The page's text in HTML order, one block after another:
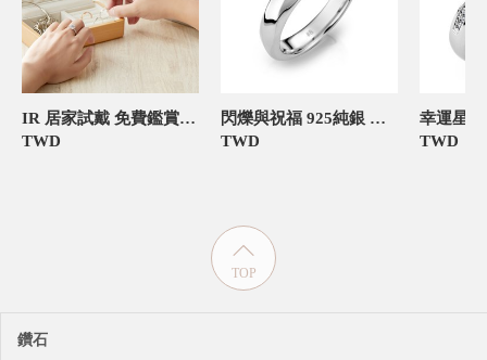
IR 居家試戴 免費鑑賞 僅需支付押金
TWD
閃爍與祝福 925純銀 男款定情對戒
TWD
TWD
TOP
鑽石